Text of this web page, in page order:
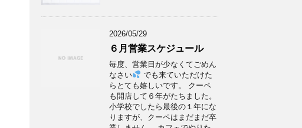
2026/05/29
６月営業スケジュール
毎度、営業日が少なくてごめん
なさい
でも来ていただけた
らとても嬉しいです。 クーペ
も開店して６年がたちました。
小学校でしたら最後の１年にな
りますが、クーペはまだまだ卒